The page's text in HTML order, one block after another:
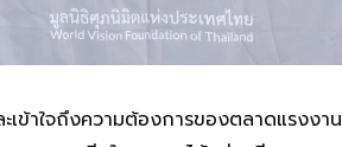
เข้าใจถึงความต้องการของตลาดแรงงาน